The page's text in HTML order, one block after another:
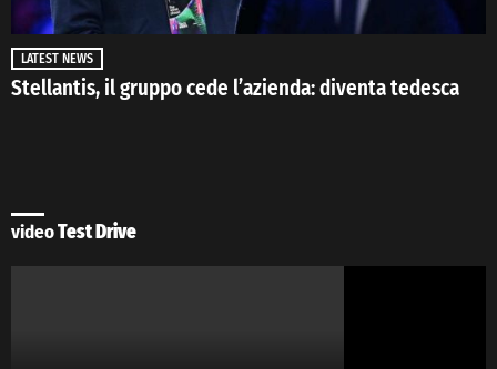
LATEST NEWS
Stellantis, il gruppo cede l’azienda: diventa tedesca
videoTest Drive